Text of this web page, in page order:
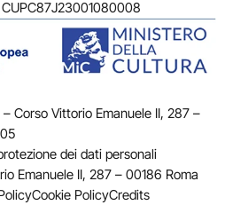
Corso Vittorio Emanuele II, 287 –
dei dati personali
Emanuele II, 287 – 00186 Roma
Cookie PolicyCredits